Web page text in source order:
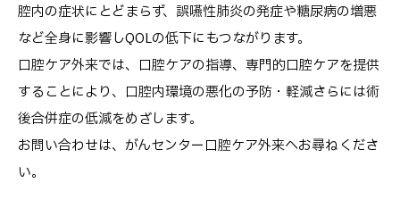
腔内の症状にとどまらず、誤嚥性肺炎の発症や糖尿病の増悪
など全身に影響しQOLの低下にもつながります。
口腔ケア外来では、口腔ケアの指導、専門的口腔ケアを提供
することにより、口腔内環境の悪化の予防・軽減さらには術
後合併症の低減をめざします。
お問い合わせは、がんセンター口腔ケア外来へお尋ねくださ
い。